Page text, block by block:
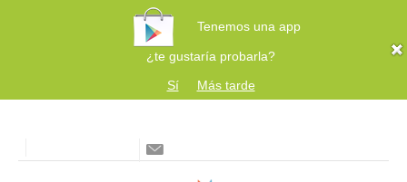
Tenemos una app
¿te gustaría probarla?
Sí
Más tarde